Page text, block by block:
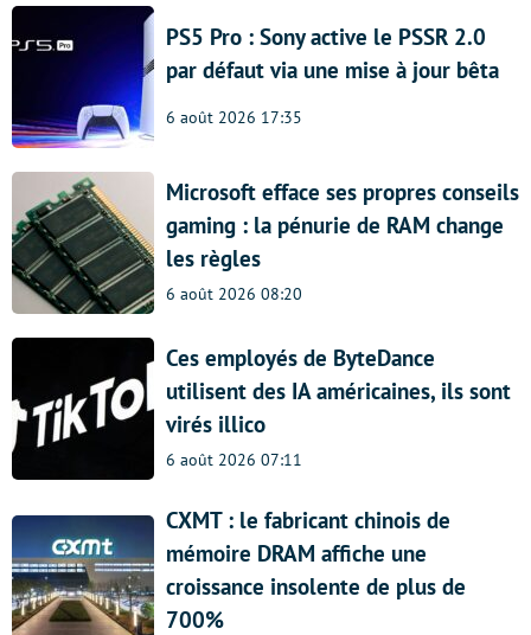
PS5 Pro : Sony active le PSSR 2.0
par défaut via une mise à jour bêta
6 août 2026 17:35
Microsoft efface ses propres conseils
gaming : la pénurie de RAM change
les règles
6 août 2026 08:20
Ces employés de ByteDance
utilisent des IA américaines, ils sont
virés illico
6 août 2026 07:11
CXMT : le fabricant chinois de
mémoire DRAM affiche une
croissance insolente de plus de
700%